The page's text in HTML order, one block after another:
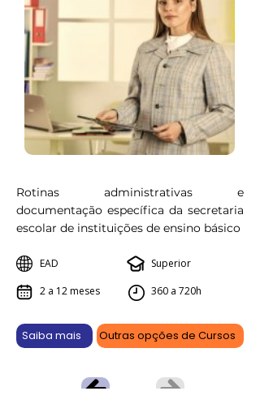
Rotinas administrativas e
documentação específica da secretaria
escolar de instituições de ensino básico
EAD
2 a 12 meses
Superior
360 a 720h
Saiba mais Outras opções de Cursos